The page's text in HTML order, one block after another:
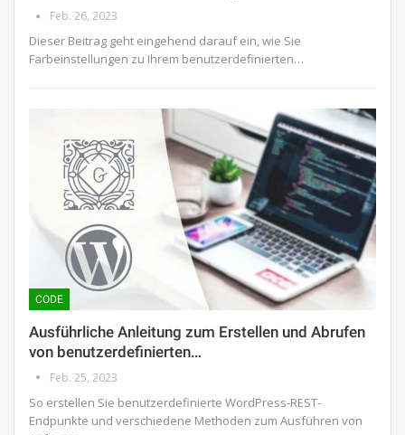
Feb. 26, 2023
Dieser Beitrag geht eingehend darauf ein, wie Sie
Farbeinstellungen zu Ihrem benutzerdefinierten…
CODE
Ausführliche Anleitung zum Erstellen und Abrufen
von benutzerdefinierten…
Feb. 25, 2023
So erstellen Sie benutzerdefinierte WordPress-REST-
Endpunkte und verschiedene Methoden zum Ausführen von